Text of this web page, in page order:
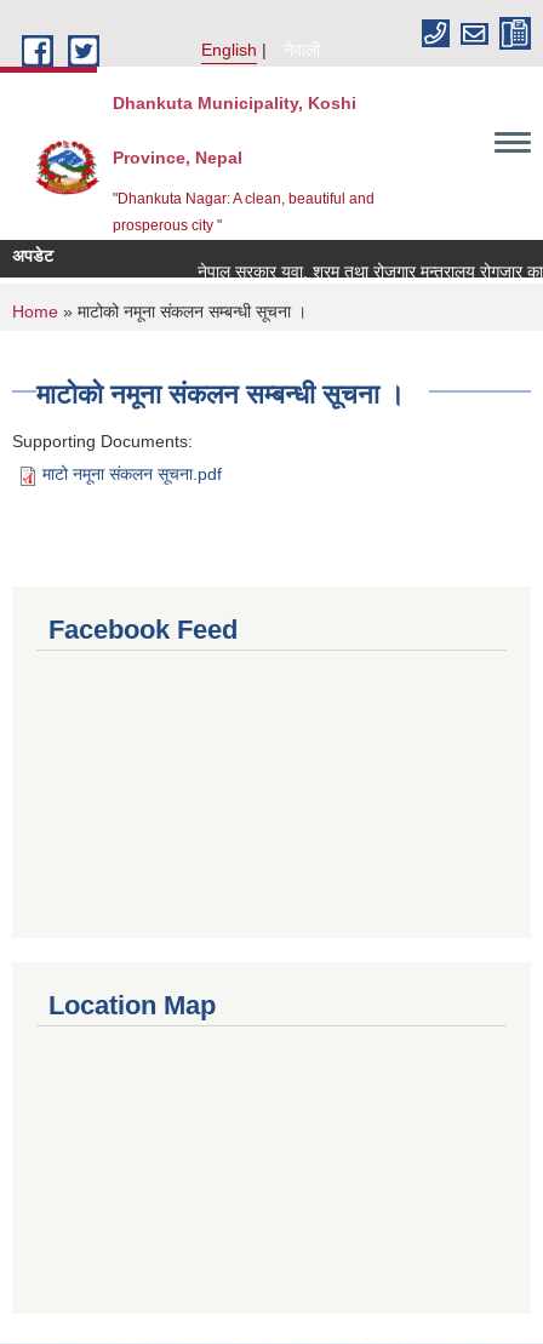
English
नेपाली
Dhankuta Municipality, Koshi
Province, Nepal
"Dhankuta Nagar: A clean, beautiful and
prosperous city "
अपडेट
नेपाल सरकार युवा, श्रम तथा रोजगार मन्त्रालय रोगजार
You are here
Home » माटोको नमूना संकलन सम्बन्धी सूचना ।
माटोको नमूना संकलन सम्बन्धी सूचना ।
Supporting Documents:
माटो नमूना संकलन सूचना.pdf
Facebook Feed
Location Map